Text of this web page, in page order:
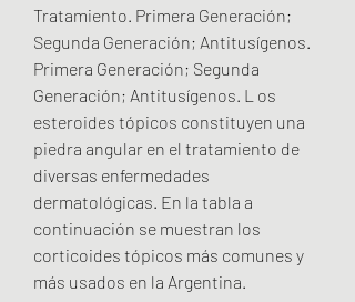
Tratamiento. Primera Generación;
Segunda Generación; Antitusígenos.
Primera Generación; Segunda
Generación; Antitusígenos. L os
esteroides tópicos constituyen una
piedra angular en el tratamiento de
diversas enfermedades
dermatológicas. En la tabla a
continuación se muestran los
corticoides tópicos más comunes y
más usados en la Argentina.